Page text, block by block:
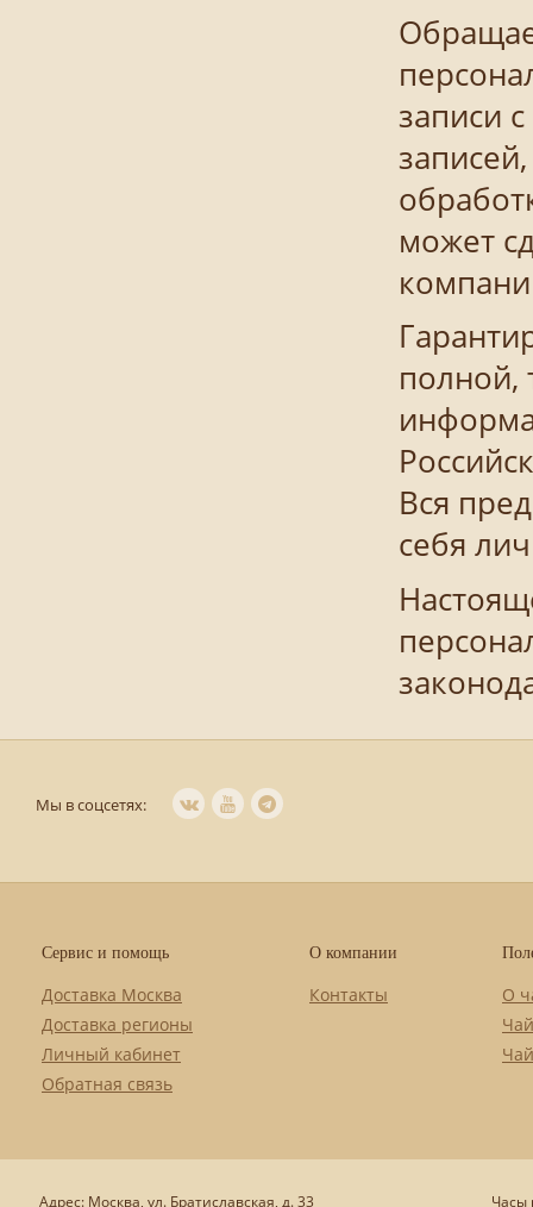
записи
может
полной,
Вся
себя
Мы в соцсетях:
Сервис и помощь
Доставка Москва
Доставка регионы
Личный кабинет
Обратная связь
О компании
Контакты
О
Адрес: Москва, ул. Братиславская, д. 33
Часы